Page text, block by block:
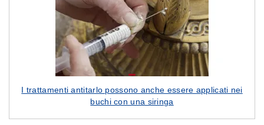
I trattamenti antitarlo possono anche essere applicati nei
buchi con una siringa